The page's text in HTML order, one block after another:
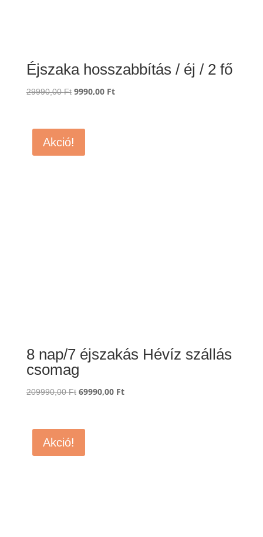
Éjszaka hosszabbítás / éj / 2 fő
29990,00Ft Original
29990,00 Ft.
9990,00 FtCurrent
Akció!
8 nap/7 éjszakás Hévíz szállás
csomag
209990,00Ft Original
209990,00 Ft.
69990,00 FtCurrent
Akció!